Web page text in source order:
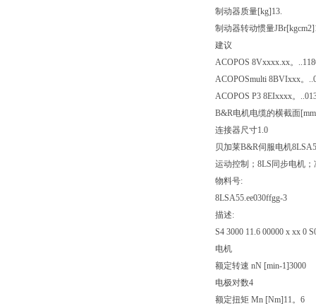
制动器质量[kg]13.
制动器转动惯量
建议
ACOPOS 8Vxxxx.xx。..
ACOPOSmulti 8BVIxxx。..
ACOPOS P3 8EIxxxx。
B&R电机电缆的横截面
连接器尺寸1.0
贝加莱B&R伺服电机
运动控制；8LS同步电机
物料号:
8LSA55.ee030ffgg-3
描述:
S4 3000 11.6 00000 x xx 0
电机
额定转速 nN [min-1]3000
电极对数4
额定扭矩 Mn [Nm]11。6